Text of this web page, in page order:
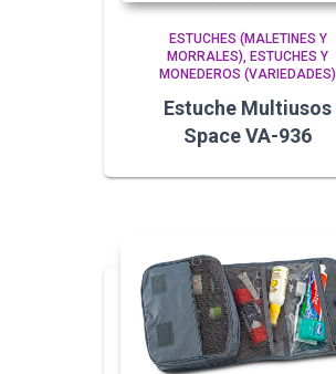
ESTUCHES (MALETINES Y
MORRALES)
ESTUCHES Y
MONEDEROS (VARIEDADES)
Estuche Multiusos
Space VA-936